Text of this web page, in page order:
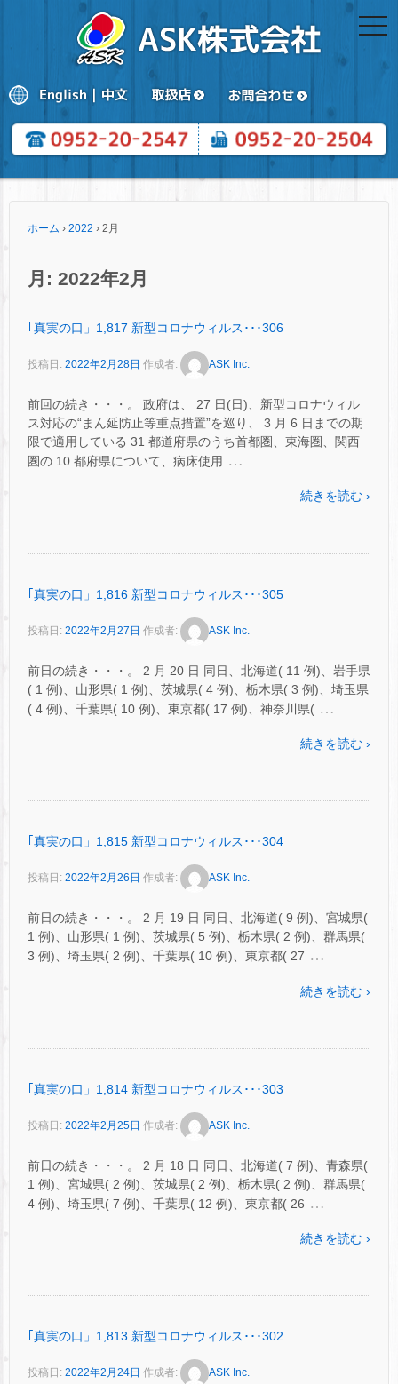
ホーム › 2022 › 2月
月: 2022年2月
｢真実の口」1,817 新型コロナウィルス･･･306
投稿日: 2022年2月28日 作成者: ASK Inc.
前回の続き・・・。 政府は、 27 日(日)、新型コロナウィル
ス対応の“まん延防止等重点措置”を巡り、 3 月 6 日までの期
限で適用している 31 都道府県のうち首都圏、東海圏、関西
圏の 10 都府県について、病床使用 …
続きを読む ›
｢真実の口」1,816 新型コロナウィルス･･･305
投稿日: 2022年2月27日 作成者: ASK Inc.
前日の続き・・・。 2 月 20 日 同日、北海道( 11 例)、岩手県
( 1 例)、山形県( 1 例)、茨城県( 4 例)、栃木県( 3 例)、埼玉県
( 4 例)、千葉県( 10 例)、東京都( 17 例)、神奈川県( …
続きを読む ›
｢真実の口」1,815 新型コロナウィルス･･･304
投稿日: 2022年2月26日 作成者: ASK Inc.
前日の続き・・・。 2 月 19 日 同日、北海道( 9 例)、宮城県(
1 例)、山形県( 1 例)、茨城県( 5 例)、栃木県( 2 例)、群馬県(
3 例)、埼玉県( 2 例)、千葉県( 10 例)、東京都( 27 …
続きを読む ›
｢真実の口」1,814 新型コロナウィルス･･･303
投稿日: 2022年2月25日 作成者: ASK Inc.
前日の続き・・・。 2 月 18 日 同日、北海道( 7 例)、青森県(
1 例)、宮城県( 2 例)、茨城県( 2 例)、栃木県( 2 例)、群馬県(
4 例)、埼玉県( 7 例)、千葉県( 12 例)、東京都( 26 …
続きを読む ›
｢真実の口」1,813 新型コロナウィルス･･･302
投稿日: 2022年2月24日 作成者: ASK Inc.